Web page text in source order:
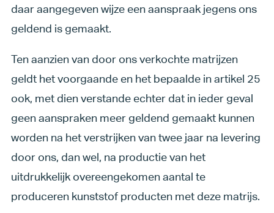
daar aangegeven wijze een aanspraak jegens ons
geldend is gemaakt.
Ten aanzien van door ons verkochte matrijzen
geldt het voorgaande en het bepaalde in artikel 25
ook, met dien verstande echter dat in ieder geval
geen aanspraken meer geldend gemaakt kunnen
worden na het verstrijken van twee jaar na levering
door ons, dan wel, na productie van het
uitdrukkelijk overeengekomen aantal te
produceren kunststof producten met deze matrijs.